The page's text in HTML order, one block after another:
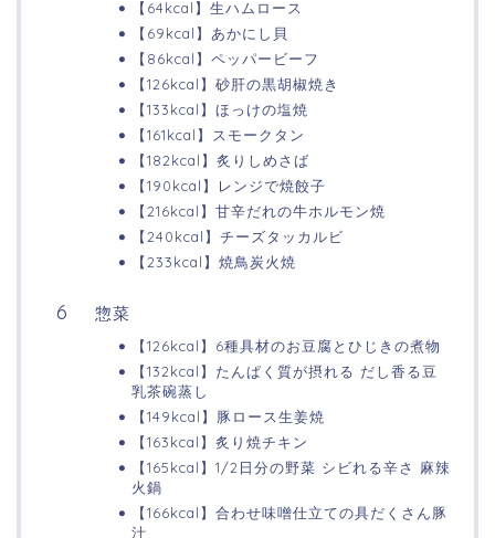
【64kcal】生ハムロース
【69kcal】あかにし貝
【86kcal】ペッパービーフ
【126kcal】砂肝の黒胡椒焼き
【133kcal】ほっけの塩焼
【161kcal】スモークタン
【182kcal】炙りしめさば
【190kcal】レンジで焼餃子
【216kcal】甘辛だれの牛ホルモン焼
【240kcal】チーズタッカルビ
【233kcal】焼鳥炭火焼
惣菜
【126kcal】6種具材のお豆腐とひじきの煮物
【132kcal】たんぱく質が摂れる だし香る豆
乳茶碗蒸し
【149kcal】豚ロース生姜焼
【163kcal】炙り焼チキン
【165kcal】1/2日分の野菜 シビれる辛さ 麻辣
火鍋
【166kcal】合わせ味噌仕立ての具だくさん豚
汁